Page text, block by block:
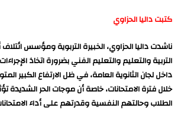
كتبت داليا الحزاوي
ناشدت داليا الحزاوي، الخبيرة التربوية ومؤسس ائتلاف
التربية والتعليم والتعليم الفني بضرورة اتخاذ
داخل لجان الثانوية العامة، في ظل الارتفاع الكبير
خلال فترة الامتحانات، خاصة أن موجات الحر الشديدة
الطلاب وحالتهم النفسية وقدرتهم على أداء